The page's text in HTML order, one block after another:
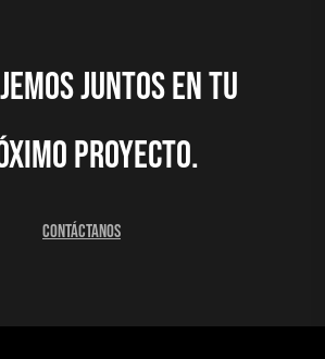
juntos en tu
proyecto.
Contáctanos